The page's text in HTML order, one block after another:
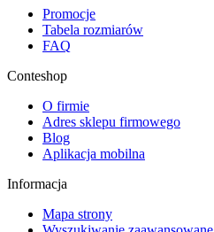
Promocje
Tabela rozmiarów
FAQ
Conteshop
O firmie
Adres sklepu firmowego
Blog
Aplikacja mobilna
Informacja
Mapa strony